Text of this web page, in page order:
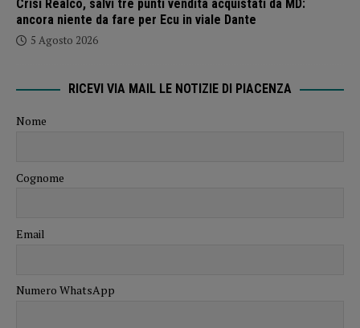
Crisi Realco, salvi tre punti vendita acquistati da MD:
ancora niente da fare per Ecu in viale Dante
5 Agosto 2026
RICEVI VIA MAIL LE NOTIZIE DI PIACENZA
Nome
Cognome
Email
Numero WhatsApp